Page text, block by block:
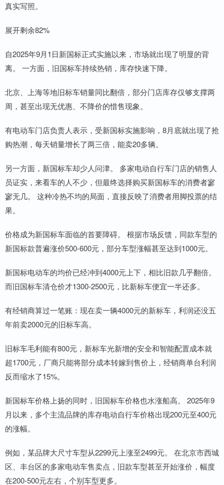
真实写照。
展开剩余82%
自2025年9月1日新国标正式实施以来，市场就出现了明显的背
离。 一方面，旧国标车持续热销，库存快速下降。
北京、上海等地旧标车销量同比翻倍，部分门店库存仅够支撑两
周，甚至出现无优惠、不降价的惜售现象。
有电动车门店负责人表示，受新国标实施影响，8月底就出现了抢
购热潮，每天销量增长了两三倍，能卖20多辆。
另一方面，新国标车却少人问津。 多家电动自行车门店的销售人
员证实，来看车的人不少，但最终选择购买新国标车的消费者寥
寥无几。 这种冷热不均的局面，直接反映了消费者用脚投票的结
果。
价格成为新国标车面临的首要障碍。 根据市场反馈，同款车型的
新国标款普遍涨价500-600元，部分车型涨幅甚至达到1000元。
新国标电动车的均价已经冲到4000元上下，相比旧款几乎翻倍。
而旧国标车清仓价才1300-2500元，比新标车便宜一半还多。
有经销商算过一笔账：现在卖一辆4000元的新标车，利润还没五
年前卖2000元的旧标车高。
旧标车毛利能有800元，新标车光新增的安全和智能配置成本就
超1700元，厂商只能将部分成本转嫁到售价上，经销商单台利润
反而缩水了15%。
新国标车价格上扬的同时，旧国标车价格也水涨船高。 2025年9
月以来，多个主流品牌的库存电动自行车价格出现200元至400元
的涨幅。
例如，某品牌大尺寸车型从2299元上涨至2499元。 在北京市西城
区、丰台区的多家电动车售卖点，旧款车型甚至开始涨价，幅度
在200-500元左右，个别车型更多。